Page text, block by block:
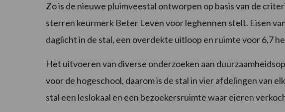
Zo is de nieuwe pluimveestal ontworpen op basis van de
sterren keurmerk Beter Leven voor leghennen stelt. Eisen
daglicht in de stal, een overdekte uitloop en ruimte voor 6,7
Het uitvoeren van diverse onderzoeken aan
voor de hogeschool, daarom is de stal in vier afdelingen van
stal een leslokaal en een bezoekersruimte waar eieren